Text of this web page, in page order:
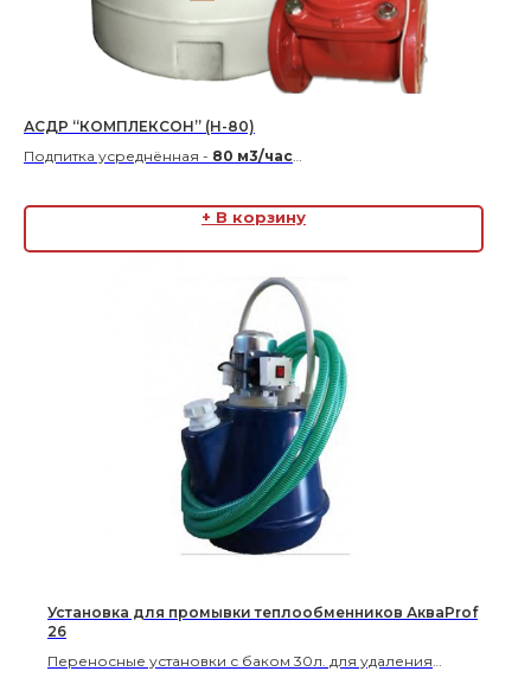
АСДР “КОМПЛЕКСОН” (Н-80)
Подпитка усреднённая - 80 м3/час
Габаритные размеры 1350*1350*1280 (Ш*Г*В)
+ В корзину
Установка для промывки теплообменников АкваProf
26
Переносные установки с баком 30л. для удаления